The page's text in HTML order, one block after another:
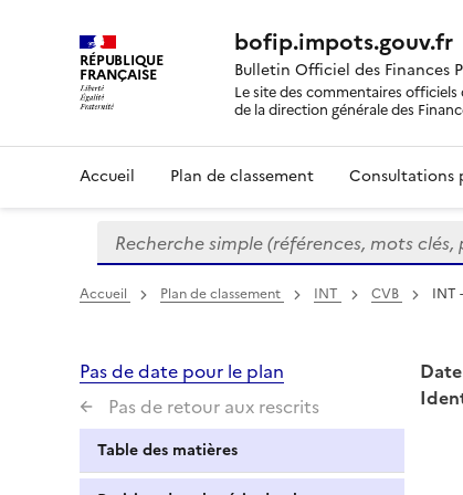
RÉPUBLIQUE
FRANÇAISE
bofip.impots.gouv.fr
Bulletin Officiel des Finances
Le site des commentaires
de la direction générale des
Accueil Plan de classement Consultations
Formulaire
de
recherche
Recherche simple (références, mots clés,
Accueil Plan de classement INT CVB INT
Pas de date pour le plan
Pas de retour aux rescrits
Table des matières